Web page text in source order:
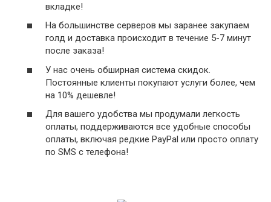
вкладке!
На большинстве серверов мы заранее закупаем
голд и доставка происходит в течение 5-7 минут
после заказа!
У нас очень обширная система скидок.
Постоянные клиенты покупают услуги более, чем
на 10% дешевле!
Для вашего удобства мы продумали легкость
оплаты, поддерживаются все удобные способы
оплаты, включая редкие PayPal или просто оплату
по SMS с телефона!